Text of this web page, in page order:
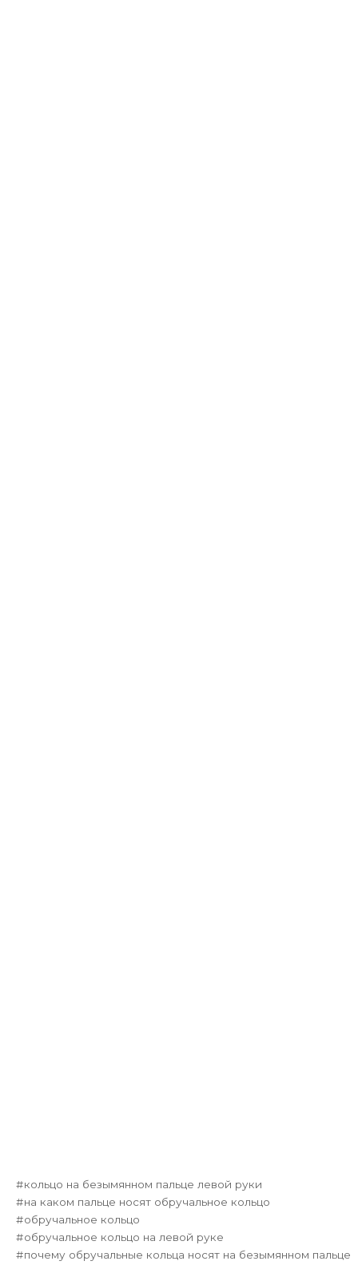
кольцо на безымянном пальце левой руки
на каком пальце носят обручальное кольцо
обручальное кольцо
обручальное кольцо на левой руке
почему обручальные кольца носят на безымянном пальце